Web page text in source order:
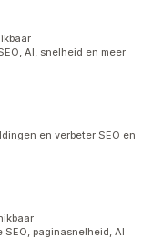
AI, snelheid en meer
en verbeter SEO en
SEO, paginasnelheid, AI